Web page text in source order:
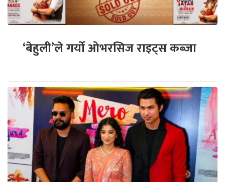
‘बेहुली’ले गर्यो ओभरसिज राइट्स कब्जा